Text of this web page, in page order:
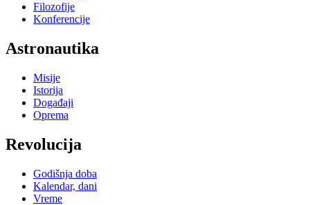
Filozofije
Konferencije
Astronautika
Misije
Istorija
Događaji
Oprema
Revolucija
Godišnja doba
Kalendar, dani
Vreme